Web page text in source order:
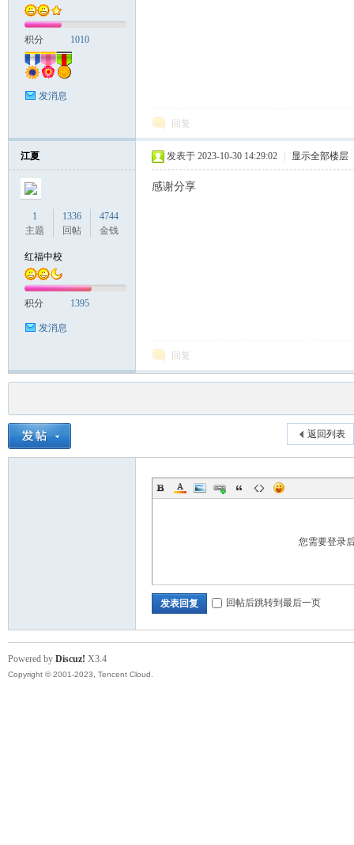
积分 1010
发消息
回复
江夏
1
主题
1336
回帖
4744
金钱
红福中校
积分 1395
发消息
发表于 2023-10-30 14:29:02 显示全部楼层
感谢分享
回复
返回列表
您需要登录
发表回复 回帖后跳转到最后一页
Powered by Discuz! X3.4
Copyright © 2001-2023, Tencent Cloud.